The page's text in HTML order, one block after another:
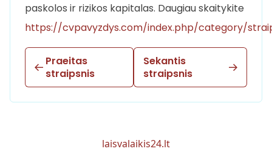
paskolos ir rizikos kapitalas. Daugiau skaitykite
https://cvpavyzdys.com/index.php/category/
Praeitas
straipsnis
Sekantis
straipsnis
laisvalaikis24.lt